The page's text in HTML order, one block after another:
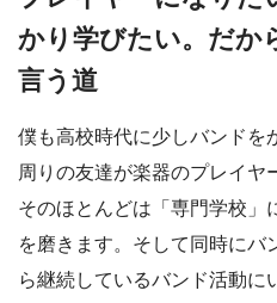
かり学びたい。だか
言う道
僕も高校時代に少しバンドを
周りの友達が楽器のプレイヤ
そのほとんどは「専門学校」
を磨きます。そして同時にバ
ら継続しているバンド活動に